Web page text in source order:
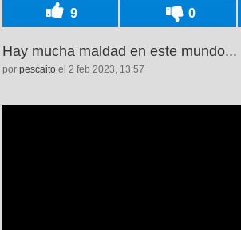
9 0
Hay mucha maldad en este mundo...
por pescaito el 2 feb 2023, 13:57